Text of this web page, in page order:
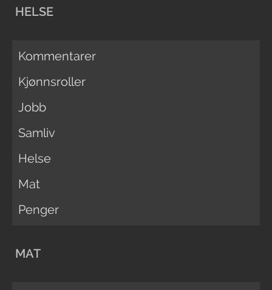
HELSE
Kommentarer
Kjønnsroller
Jobb
Samliv
Helse
Mat
Penger
MAT